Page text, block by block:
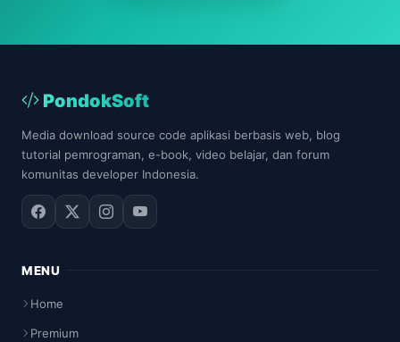
PondokSoft
Media download source code aplikasi berbasis web, blog
tutorial pemrograman, e-book, video belajar, dan forum
komunitas developer Indonesia.
MENU
Home
Premium